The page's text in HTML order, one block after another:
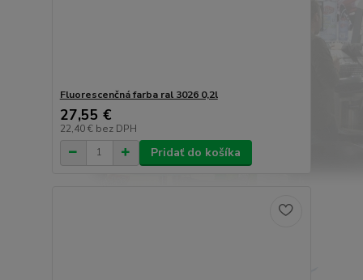
Fluorescenčná farba ral 3026 0,2l
27,55 €
22,40 € bez DPH
Pridať do košíka